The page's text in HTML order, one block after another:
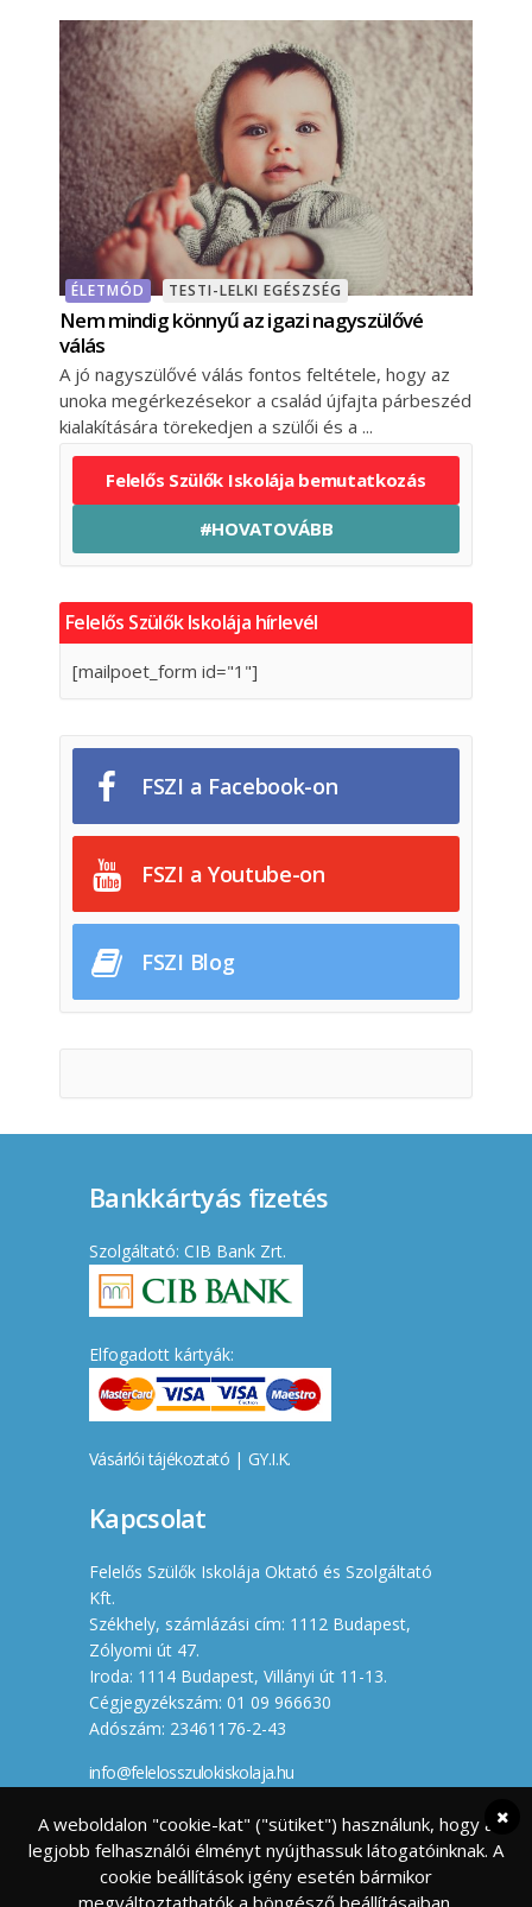
ÉLETMÓD TESTI-LELKI EGÉSZSÉG
Nem mindig könnyű az igazi nagyszülővé
válás
A jó nagyszülővé válás fontos feltétele, hogy az
unoka megérkezésekor a család újfajta párbeszéd
kialakítására törekedjen a szülői és a
Felelős Szülők Iskolája bemutatkozás
#HOVATOVÁBB
Felelős Szülők Iskolája hírlevél
[mailpoet_form id="1"]
FSZI a Facebook-on
FSZI a Youtube-on
FSZI Blog
Bankkártyás fizetés
Szolgáltató: CIB Bank Zrt.
Elfogadott kártyák:
Vásárlói tájékoztató | GY.I.K.
Kapcsolat
Felelős Szülők Iskolája Oktató és Szolgáltató
Kft.
Székhely, számlázási cím: 1112 Budapest,
Zólyomi út 47.
Iroda: 1114 Budapest, Villányi út 11-13.
Cégjegyzékszám: 01 09 966630
Adószám: 23461176-2-43
info@felelosszulokiskolaja.hu
Készítette
A weboldalon "cookie-kat" ("sütiket") használunk, hogy a
legjobb felhasználói élményt nyújthassuk látogatóinknak. A
cookie beállítások igény esetén bármikor
megváltoztathatók a böngésző beállításaiban.